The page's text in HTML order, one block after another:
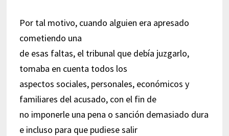
Por tal motivo, cuando alguien era apresado
cometiendo una
de esas faltas, el tribunal que debía juzgarlo,
tomaba en cuenta todos los
aspectos sociales, personales, económicos y
familiares del acusado, con el fin de
no imponerle una pena o sanción demasiado dura
e incluso para que pudiese salir